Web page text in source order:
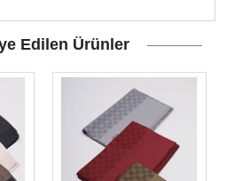
Edilen Ürünler